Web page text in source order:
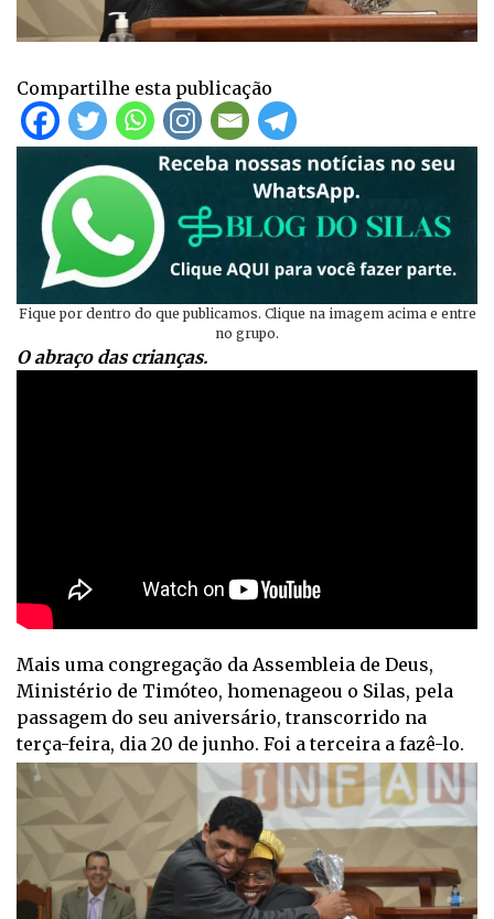
Compartilhe esta publicação
Fique por dentro do que publicamos. Clique na imagem acima e entre
no grupo.
O abraço das crianças.
Mais uma congregação da Assembleia de Deus,
Ministério de Timóteo, homenageou o Silas, pela
passagem do seu aniversário, transcorrido na
terça-feira, dia 20 de junho. Foi a terceira a fazê-lo.